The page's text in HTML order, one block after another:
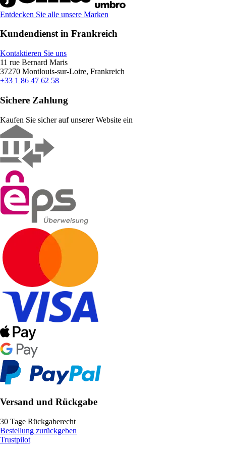
Entdecken Sie alle unsere Marken
Kundendienst in Frankreich
Kontaktieren Sie uns
11 rue Bernard Maris
37270 Montlouis-sur-Loire, Frankreich
+33 1 86 47 62 58
Sichere Zahlung
Kaufen Sie sicher auf unserer Website ein
Versand und Rückgabe
30 Tage Rückgaberecht
Bestellung zurückgeben
Trustpilot